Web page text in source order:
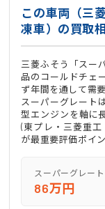
この車両（三
凍車）の買取
三菱ふそう「スー
品のコールドチェ
ず年間を通して需
スーパーグレート
型エンジンを軸に
(東プレ・三菱重
が最重要評価ポイン
スーパーグレー
86万円